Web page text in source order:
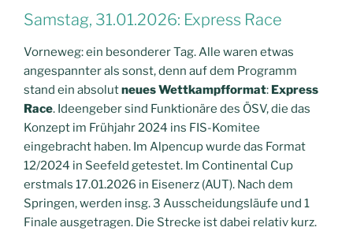
Samstag, 31.01.2026: Express Race
Vorneweg: ein besonderer Tag. Alle waren etwas
angespannter als sonst, denn auf dem Programm
stand ein absolutneues Wettkampfformat: Express
Race. Ideengeber sind Funktionäre des ÖSV, die das
Konzept im Frühjahr 2024 ins FIS-Komitee
eingebracht haben. Im Alpencup wurde das Format
12/2024 in Seefeld getestet. Im Continental Cup
erstmals 17.01.2026 in Eisenerz (AUT). Nach dem
Springen, werden insg. 3 Ausscheidungsläufe und 1
Finale ausgetragen. Die Strecke ist dabei relativ kurz.